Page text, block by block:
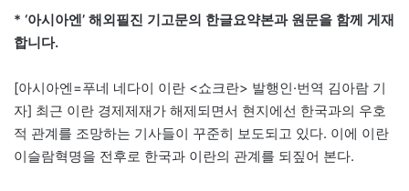
* ‘아시아엔’ 해외필진 기고문의 한글요약본과 원문을 함께 게재
합니다.
[아시아엔=푸네 네다이 이란 <쇼크란> 발행인·번역 김아람 기
자] 최근 이란 경제제재가 해제되면서 현지에선 한국과의 우호
적 관계를 조망하는 기사들이 꾸준히 보도되고 있다. 이에 이란
이슬람혁명을 전후로 한국과 이란의 관계를 되짚어 본다.